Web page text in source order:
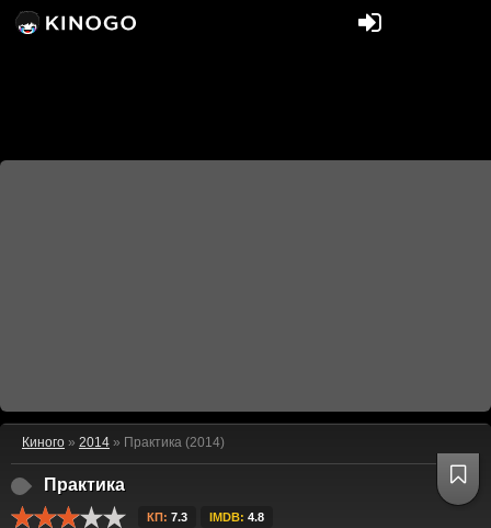
Киного » 2014 » Практика (2014)
Практика
КП: 7.3 IMDB: 4.8